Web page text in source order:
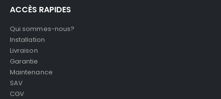
ACCÈS RAPIDES
Qui sommes-nous?
Installation
Livraison
Garantie
Maintenance
SAV
CGV